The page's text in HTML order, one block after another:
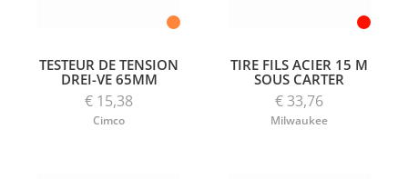
TESTEUR DE TENSION
DREI-VE 65MM
€ 15,38
Cimco
TIRE FILS ACIER 15 M
SOUS CARTER
€ 33,76
Milwaukee